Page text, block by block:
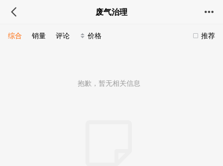
废气治理
推荐
综合 销量 评论 价格
抱歉，暂无相关信息